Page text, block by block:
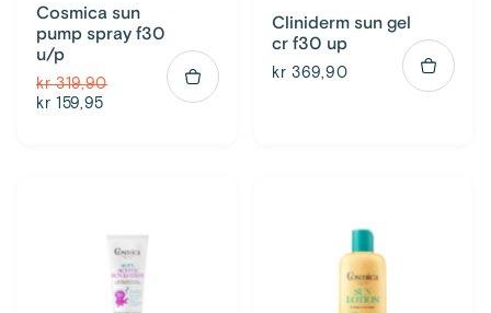
Cosmica sun
pump spray f30
u/p
kr 319,90
kr 159,95
Cliniderm sun gel
cr f30 up
kr 369,90